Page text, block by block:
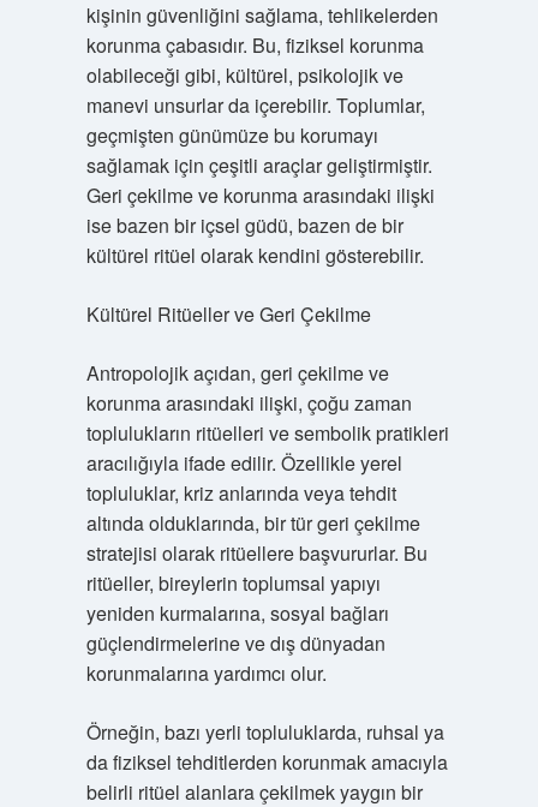
kişinin güvenliğini sağlama, tehlikelerden
korunma çabasıdır. Bu, fiziksel korunma
olabileceği gibi, kültürel, psikolojik ve
manevi unsurlar da içerebilir. Toplumlar,
geçmişten günümüze bu korumayı
sağlamak için çeşitli araçlar geliştirmiştir.
Geri çekilme ve korunma arasındaki ilişki
ise bazen bir içsel güdü, bazen de bir
kültürel ritüel olarak kendini gösterebilir.
Kültürel Ritüeller ve Geri Çekilme
Antropolojik açıdan, geri çekilme ve
korunma arasındaki ilişki, çoğu zaman
toplulukların ritüelleri ve sembolik pratikleri
aracılığıyla ifade edilir. Özellikle yerel
topluluklar, kriz anlarında veya tehdit
altında olduklarında, bir tür geri çekilme
stratejisi olarak ritüellere başvururlar. Bu
ritüeller, bireylerin toplumsal yapıyı
yeniden kurmalarına, sosyal bağları
güçlendirmelerine ve dış dünyadan
korunmalarına yardımcı olur.
Örneğin, bazı yerli topluluklarda, ruhsal ya
da fiziksel tehditlerden korunmak amacıyla
belirli ritüel alanlara çekilmek yaygın bir